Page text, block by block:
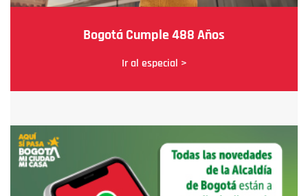
Bogotá Cumple 488 Años
Ir al especial >